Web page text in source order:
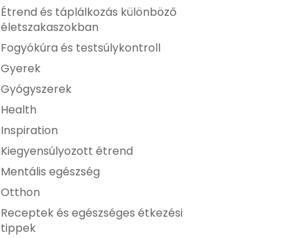
Étrend és táplálkozás különböző
életszakaszokban
Fogyókúra és testsúlykontroll
Gyerek
Gyógyszerek
Health
Inspiration
Kiegyensúlyozott étrend
Mentális egészség
Otthon
Receptek és egészséges étkezési
tippek